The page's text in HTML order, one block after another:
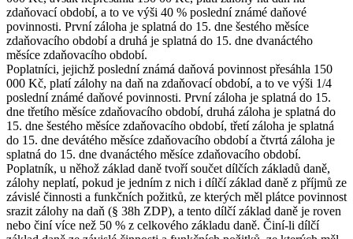
zdaňovací období, a to ve výši 40 % poslední známé daňové
povinnosti. První záloha je splatná do 15. dne šestého měsíce
zdaňovacího období a druhá je splatná do 15. dne dvanáctého
měsíce zdaňovacího období.
Poplatníci, jejichž poslední známá daňová povinnost přesáhla 150
000 Kč, platí zálohy na daň na zdaňovací období, a to ve výši 1/4
poslední známé daňové povinnosti. První záloha je splatná do 15.
dne třetího měsíce zdaňovacího období, druhá záloha je splatná do
15. dne šestého měsíce zdaňovacího období, třetí záloha je splatná
do 15. dne devátého měsíce zdaňovacího období a čtvrtá záloha je
splatná do 15. dne dvanáctého měsíce zdaňovacího období.
Poplatník, u něhož základ daně tvoří součet dílčích základů daně,
zálohy neplatí, pokud je jedním z nich i dílčí základ daně z příjmů ze
závislé činnosti a funkčních požitků, ze kterých měl plátce povinnost
srazit zálohy na daň (§ 38h ZDP), a tento dílčí základ daně je roven
nebo činí více než 50 % z celkového základu daně. Činí-li dílčí